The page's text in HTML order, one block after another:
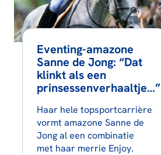
Eventing-amazone
Sanne de Jong: “Dat
klinkt als een
prinsessenverhaaltje…”
Haar hele topsportcarrière
vormt amazone Sanne de
Jong al een combinatie
met haar merrie Enjoy.